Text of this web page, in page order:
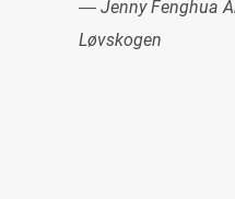
― Jenny Fenghua
Løvskogen